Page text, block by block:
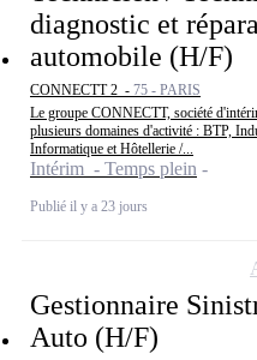
diagnostic et
automobile (H/F)
CONNECTT 2 - 75 - PARIS
Le groupe CONNECTT, société
plusieurs domaines d'activité : BTP,
Informatique et Hôtellerie /...
Intérim - Temps plein
Publié il y a 23 jours
Gestionnaire
Auto (H/F)